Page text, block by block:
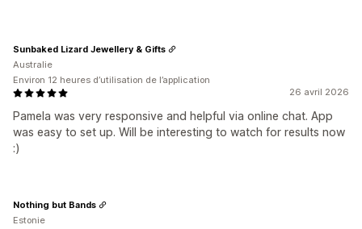
26 avril 2026
Pamela was very responsive and helpful via online chat. App
was easy to set up. Will be interesting to watch for results now
:)
Sunbaked Lizard Jewellery & Gifts
Australie
Environ 12 heures d’utilisation de l’application
Nothing but Bands
Estonie